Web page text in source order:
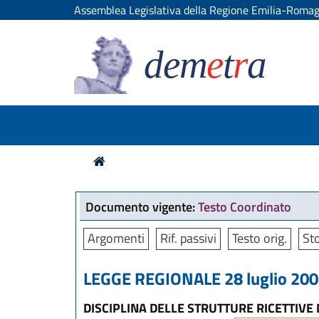
Assemblea Legislativa della Regione Emilia-
demetra
Documento vigente:Testo Coordinato
Argomenti
Rif. passivi Testo orig.
LEGGE REGIONALE 28 luglio
DISCIPLINA DELLE STRUTTURE